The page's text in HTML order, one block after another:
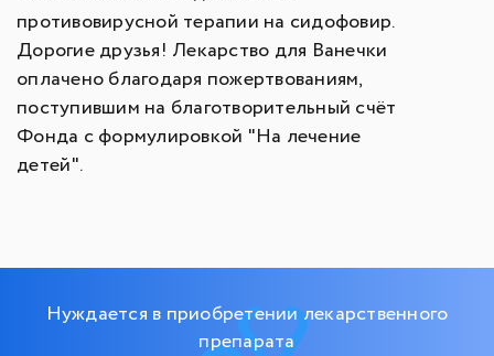
противовирусной терапии на сидофовир.
Дорогие друзья! Лекарство для Ванечки
оплачено благодаря пожертвованиям,
поступившим на благотворительный счёт
Фонда с формулировкой "На лечение
детей".
Нуждается в приобретении лекарственного
препарата